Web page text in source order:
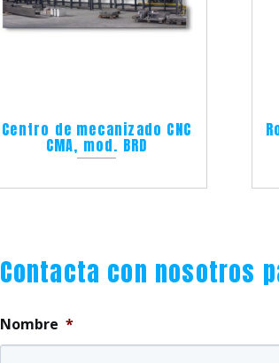
Centro de mecanizado CNC
CMA, mod. BRD
Contacta con nosotros
Nombre *